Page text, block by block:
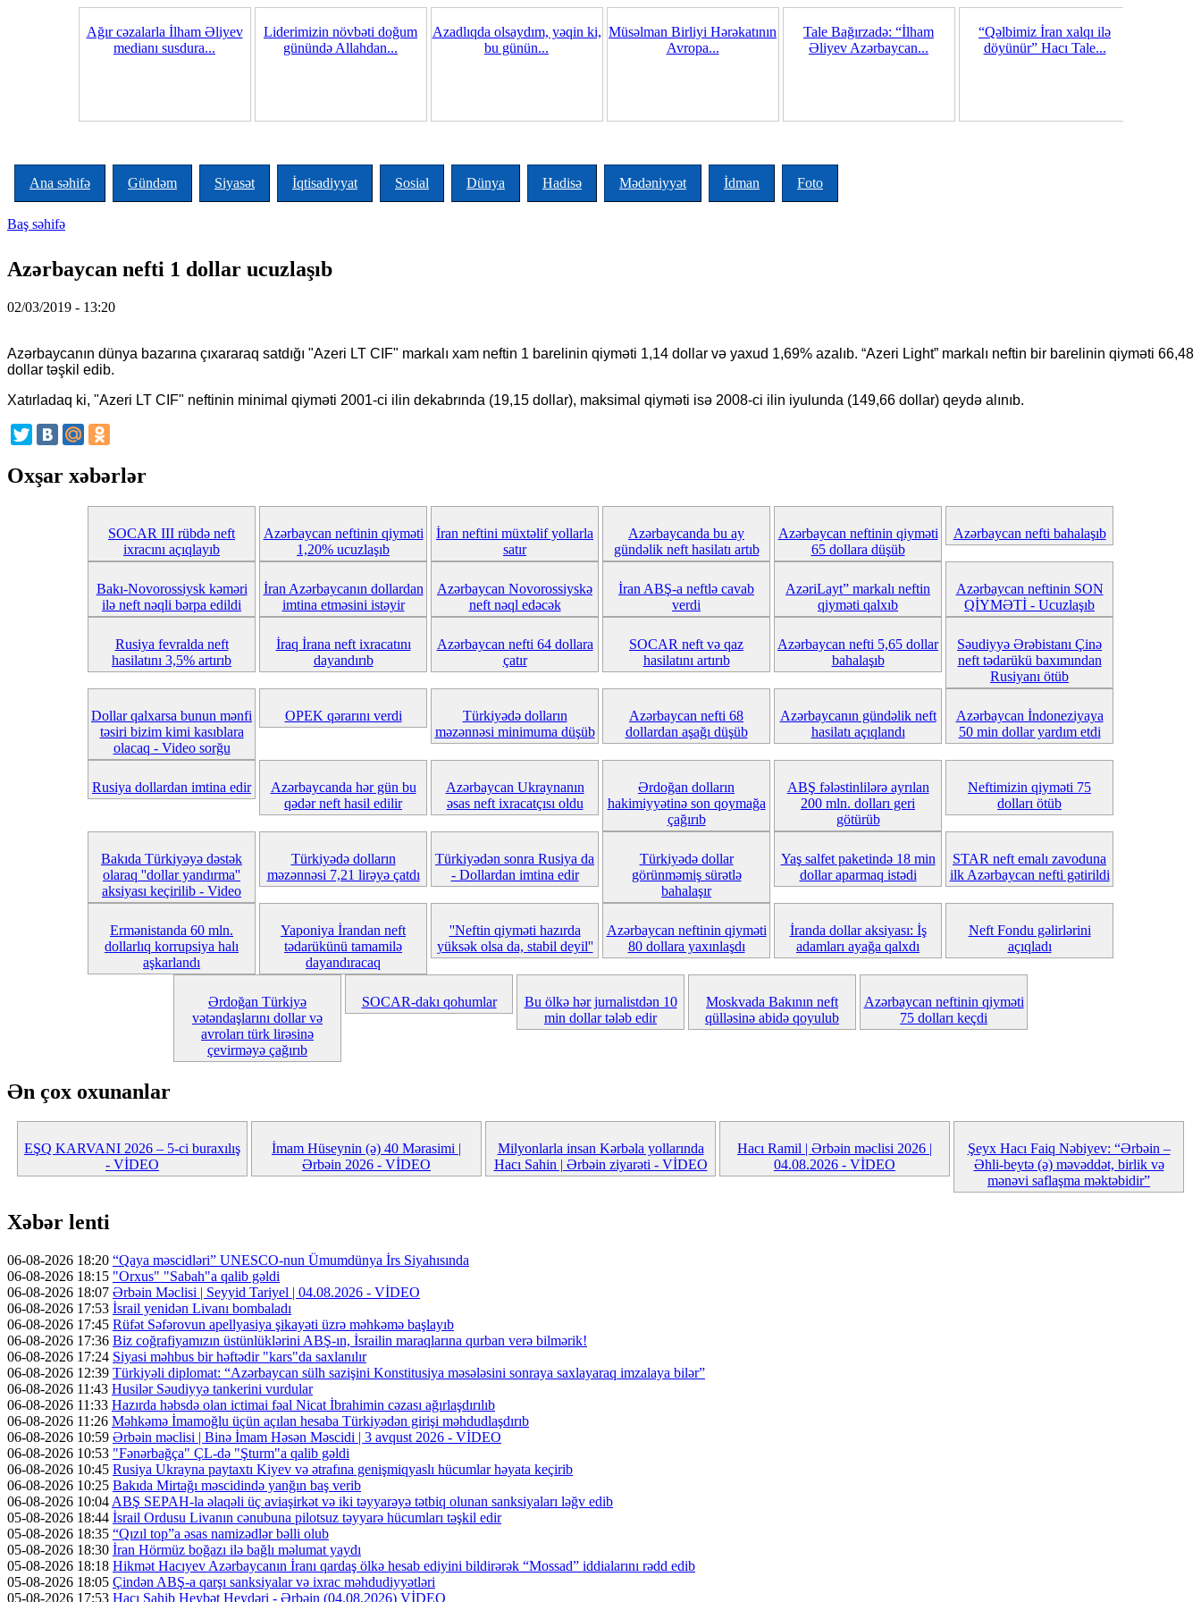
Ağır cəzalarla İlham Əliyev
medianı susdura...
Liderimizin növbəti doğum
günündə Allahdan...
Azadlıqda olsaydım, yəqin ki,
bu günün...
Müsəlman Birliyi Hərəkatının
Avropa...
Tale Bağırzadə: “İlham
Əliyev Azərbaycan...
“Qəlbimiz İran xalqı ilə
döyünür” Hacı Tale...
Ana səhifə Gündəm Siyasət İqtisadiyyat Sosial Dünya Hadisə Mədəniyyət İdman Foto
Baş səhifə
Azərbaycan nefti 1 dollar ucuzlaşıb
02/03/2019 - 13:20
Azərbaycanın dünya bazarına çıxararaq satdığı "Azeri LT CIF" markalı xam neftin 1 barelinin qiyməti 1,14 dollar və yaxud 1,69% azalıb. “Azeri Light” markalı neftin bir barelinin qiyməti 66,48
dollar təşkil edib.
Xatırladaq ki, "Azeri LT CIF" neftinin minimal qiyməti 2001-ci ilin dekabrında (19,15 dollar), maksimal qiyməti isə 2008-ci ilin iyulunda (149,66 dollar) qeydə alınıb.
Oxşar xəbərlər
SOCAR III rübdə neft
ixracını açıqlayıb
Azərbaycan neftinin qiyməti
1,20% ucuzlaşıb
İran neftini müxtəlif yollarla
satır
Azərbaycanda bu ay
gündəlik neft hasilatı artıb
Azərbaycan neftinin qiyməti
65 dollara düşüb
Azərbaycan nefti bahalaşıb
Bakı-Novorossiysk kəməri
ilə neft nəqli bərpa edildi
İran Azərbaycanın dollardan
imtina etməsini istəyir
Azərbaycan Novorossiyskə
neft nəql edəcək
İran ABŞ-a neftlə cavab
verdi
AzəriLayt” markalı neftin
qiyməti qalxıb
Azərbaycan neftinin SON
QİYMƏTİ - Ucuzlaşıb
Rusiya fevralda neft
hasilatını 3,5% artırıb
İraq İrana neft ixracatını
dayandırıb
Azərbaycan nefti 64 dollara
çatır
SOCAR neft və qaz
hasilatını artırıb
Azərbaycan nefti 5,65 dollar
bahalaşıb
Səudiyyə Ərəbistanı Çinə
neft tədarükü baxımından
Rusiyanı ötüb
Dollar qalxarsa bunun mənfi
təsiri bizim kimi kasıblara
olacaq - Video sorğu
OPEK qərarını verdi
Türkiyədə dolların
məzənnəsi minimuma düşüb
Azərbaycan nefti 68
dollardan aşağı düşüb
Azərbaycanın gündəlik neft
hasilatı açıqlandı
Azərbaycan İndoneziyaya
50 min dollar yardım etdi
Rusiya dollardan imtina edir
Azərbaycanda hər gün bu
qədər neft hasil edilir
Azərbaycan Ukraynanın
əsas neft ixracatçısı oldu
Ərdoğan dolların
hakimiyyətinə son qoymağa
çağırıb
ABŞ fələstinlilərə ayrılan
200 mln. dolları geri
götürüb
Neftimizin qiyməti 75
dolları ötüb
Bakıda Türkiyəyə dəstək
olaraq ''dollar yandırma''
aksiyası keçirilib - Video
Türkiyədə dolların
məzənnəsi 7,21 lirəyə çatdı
Türkiyədən sonra Rusiya da
- Dollardan imtina edir
Türkiyədə dollar
görünməmiş sürətlə
bahalaşır
Yaş salfet paketində 18 min
dollar aparmaq istədi
STAR neft emalı zavoduna
ilk Azərbaycan nefti gətirildi
Ermənistanda 60 mln.
dollarlıq korrupsiya halı
aşkarlandı
Yaponiya İrandan neft
tədarükünü tamamilə
dayandıracaq
''Neftin qiyməti hazırda
yüksək olsa da, stabil deyil''
Azərbaycan neftinin qiyməti
80 dollara yaxınlaşdı
İranda dollar aksiyası: İş
adamları ayağa qalxdı
Neft Fondu gəlirlərini
açıqladı
Ərdoğan Türkiyə
vətəndaşlarını dollar və
avroları türk lirəsinə
çevirməyə çağırıb
SOCAR-dakı qohumlar
Bu ölkə hər jurnalistdən 10
min dollar tələb edir
Moskvada Bakının neft
qülləsinə abidə qoyulub
Azərbaycan neftinin qiyməti
75 dolları keçdi
Ən çox oxunanlar
EŞQ KARVANI 2026 – 5-ci buraxılış
- VİDEO
İmam Hüseynin (ə) 40 Mərasimi |
Ərbəin 2026 - VİDEO
Milyonlarla insan Kərbəla yollarında
Hacı Sahin | Ərbəin ziyarəti - VİDEO
Hacı Ramil | Ərbəin məclisi 2026 |
04.08.2026 - VİDEO
Şeyx Hacı Faiq Nəbiyev: “Ərbəin –
Əhli-beytə (ə) məvəddət, birlik və
mənəvi saflaşma məktəbidir”
Xəbər lenti
06-08-2026 18:20 “Qaya məscidləri” UNESCO-nun Ümumdünya İrs Siyahısında
06-08-2026 18:15 "Orxus" "Sabah"a qalib gəldi
06-08-2026 18:07 Ərbəin Məclisi | Seyyid Tariyel | 04.08.2026 - VİDEO
06-08-2026 17:53 İsrail yenidən Livanı bombaladı
06-08-2026 17:45 Rüfət Səfərovun apellyasiya şikayəti üzrə məhkəmə başlayıb
06-08-2026 17:36 Biz coğrafiyamızın üstünlüklərini ABŞ-ın, İsrailin maraqlarına qurban verə bilmərik!
06-08-2026 17:24 Siyasi məhbus bir həftədir "kars"da saxlanılır
06-08-2026 12:39 Türkiyəli diplomat: “Azərbaycan sülh sazişini Konstitusiya məsələsini sonraya saxlayaraq imzalaya bilər”
06-08-2026 11:43 Husilər Səudiyyə tankerini vurdular
06-08-2026 11:33 Hazırda həbsdə olan ictimai fəal Nicat İbrahimin cəzası ağırlaşdırılıb
06-08-2026 11:26 Məhkəmə İmamoğlu üçün açılan hesaba Türkiyədən girişi məhdudlaşdırıb
06-08-2026 10:59 Ərbəin məclisi | Binə İmam Həsən Məscidi | 3 avqust 2026 - VİDEO
06-08-2026 10:53 "Fənərbağça" ÇL-də "Şturm"a qalib gəldi
06-08-2026 10:45 Rusiya Ukrayna paytaxtı Kiyev və ətrafına genişmiqyaslı hücumlar həyata keçirib
06-08-2026 10:25 Bakıda Mirtağı məscidində yanğın baş verib
06-08-2026 10:04 ABŞ SEPAH-la əlaqəli üç aviaşirkət və iki təyyarəyə tətbiq olunan sanksiyaları ləğv edib
05-08-2026 18:44 İsrail Ordusu Livanın cənubuna pilotsuz təyyarə hücumları təşkil edir
05-08-2026 18:35 “Qızıl top”a əsas namizədlər bəlli olub
05-08-2026 18:30 İran Hörmüz boğazı ilə bağlı məlumat yaydı
05-08-2026 18:18 Hikmət Hacıyev Azərbaycanın İranı qardaş ölkə hesab ediyini bildirərək “Mossad” iddialarını rədd edib
05-08-2026 18:05 Çindən ABŞ-a qarşı sanksiyalar və ixrac məhdudiyyətləri
05-08-2026 17:53 Hacı Sahib Heybət Heydəri - Ərbəin (04.08.2026) VİDEO